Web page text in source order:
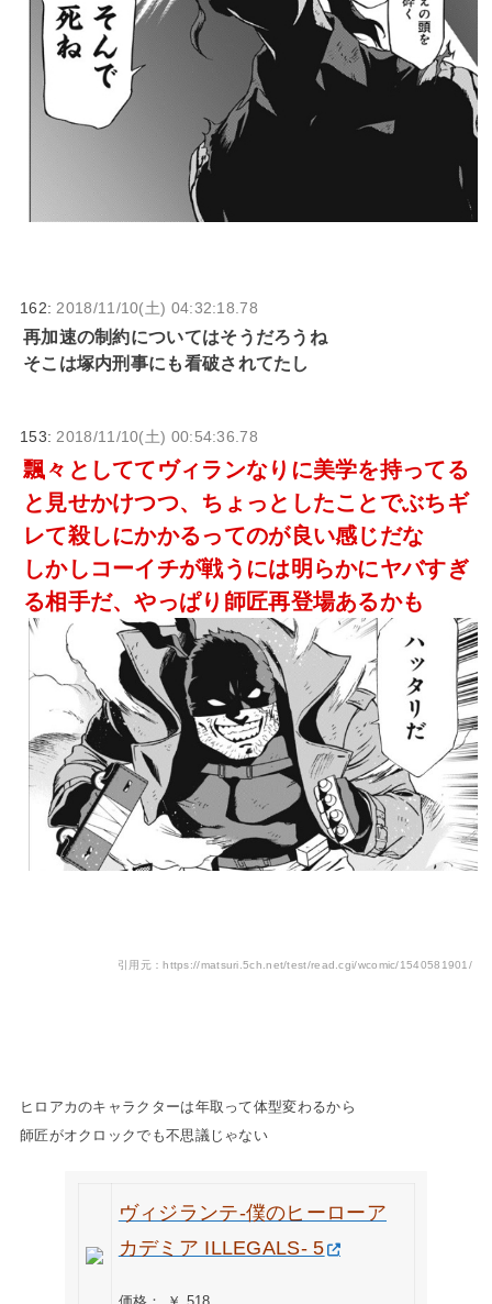
162: 2018/11/10(土) 04:32:18.78
再加速の制約についてはそうだろうね
そこは塚内刑事にも看破されてたし
153: 2018/11/10(土) 00:54:36.78
飄々としててヴィランなりに美学を持ってる
と見せかけつつ、ちょっとしたことでぶちギ
レて殺しにかかるってのが良い感じだな
しかしコーイチが戦うには明らかにヤバすぎ
る相手だ、やっぱり師匠再登場あるかも
引用元：https://matsuri.5ch.net/test/read.cgi/wcomic/1540581901/
ヒロアカのキャラクターは年取って体型変わるから
師匠がオクロックでも不思議じゃない
ヴィジランテ-僕のヒーローア
カデミア ILLEGALS- 5